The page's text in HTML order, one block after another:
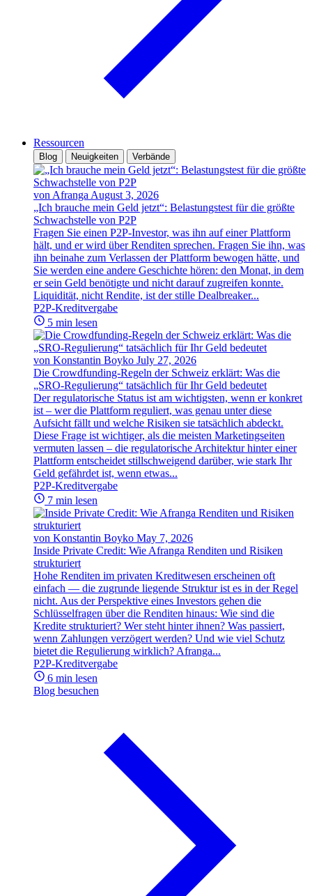
Ressourcen
Blog Neuigkeiten Verbände
von Afranga August 3, 2026
„Ich brauche mein Geld jetzt“: Belastungstest für die größte
Schwachstelle von P2P
Fragen Sie einen P2P-Investor, was ihn auf einer Plattform
hält, und er wird über Renditen sprechen. Fragen Sie ihn, was
ihn beinahe zum Verlassen der Plattform bewogen hätte, und
Sie werden eine andere Geschichte hören: den Monat, in dem
er sein Geld benötigte und nicht darauf zugreifen konnte.
Liquidität, nicht Rendite, ist der stille Dealbreaker...
P2P-Kreditvergabe
5 min lesen
von Konstantin Boyko July 27, 2026
Die Crowdfunding-Regeln der Schweiz erklärt: Was die
„SRO-Regulierung“ tatsächlich für Ihr Geld bedeutet
Der regulatorische Status ist am wichtigsten, wenn er konkret
ist – wer die Plattform reguliert, was genau unter diese
Aufsicht fällt und welche Risiken sie tatsächlich abdeckt.
Diese Frage ist wichtiger, als die meisten Marketingseiten
vermuten lassen – die regulatorische Architektur hinter einer
Plattform entscheidet stillschweigend darüber, wie stark Ihr
Geld gefährdet ist, wenn etwas...
P2P-Kreditvergabe
7 min lesen
von Konstantin Boyko May 7, 2026
Inside Private Credit: Wie Afranga Renditen und Risiken
strukturiert
Hohe Renditen im privaten Kreditwesen erscheinen oft
einfach — die zugrunde liegende Struktur ist es in der Regel
nicht. Aus der Perspektive eines Investors gehen die
Schlüsselfragen über die Renditen hinaus: Wie sind die
Kredite strukturiert? Wer steht hinter ihnen? Was passiert,
wenn Zahlungen verzögert werden? Und wie viel Schutz
bietet die Regulierung wirklich? Afranga...
P2P-Kreditvergabe
6 min lesen
Blog besuchen